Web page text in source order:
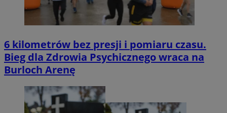
6 kilometrów bez presji i pomiaru czasu.
Bieg dla Zdrowia Psychicznego wraca na
Burloch Arenę